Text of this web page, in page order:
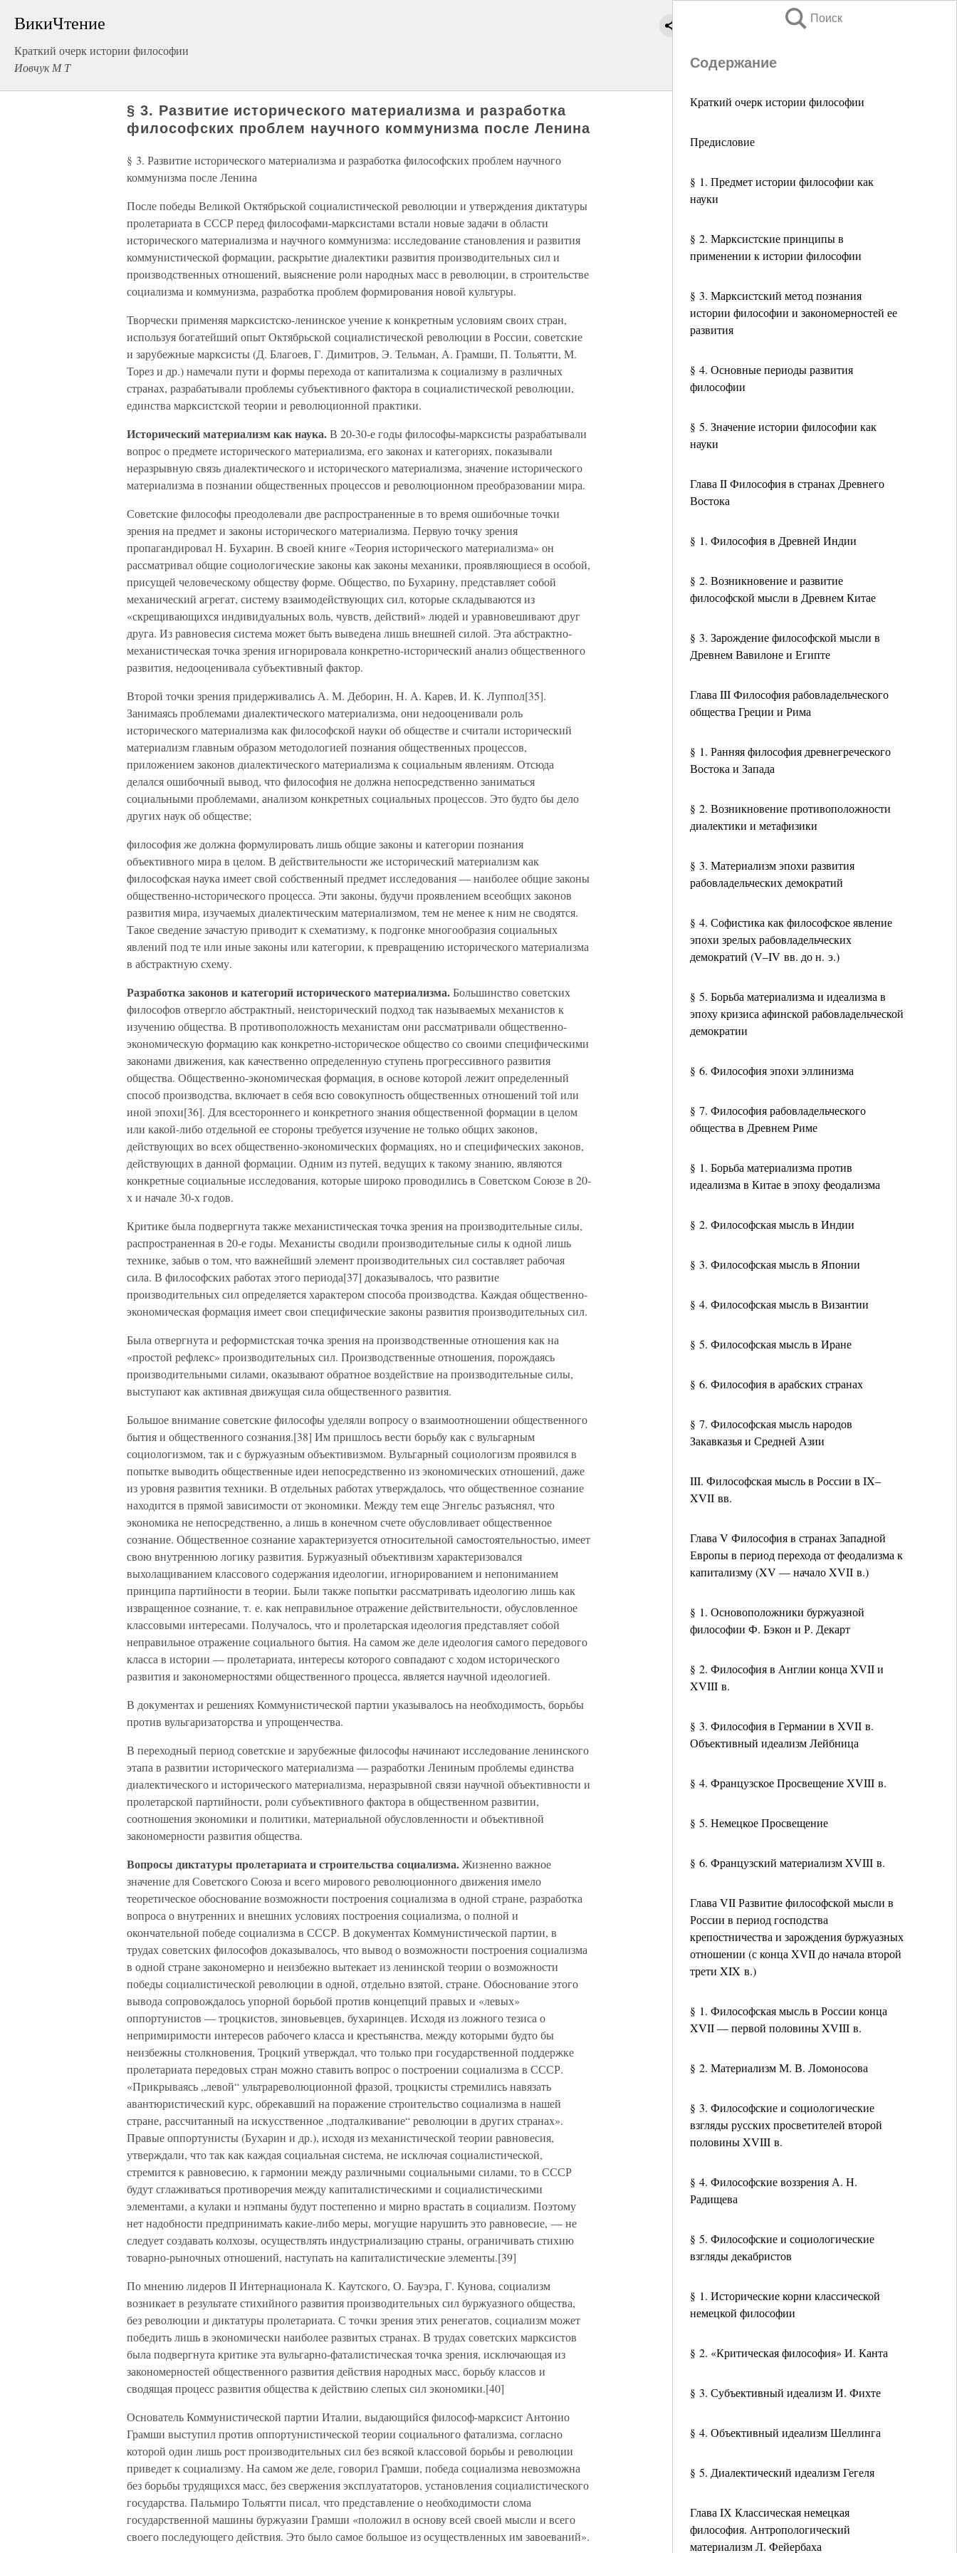
ВикиЧтение
Краткий очерк истории философии
Иовчук М Т
Поиск
Содержание
Краткий очерк истории философии
Предисловие
§ 1. Предмет истории философии как
науки
§ 2. Марксистские принципы в
применении к истории философии
§ 3. Марксистский метод познания
истории философии и закономерностей ее
развития
§ 4. Основные периоды развития
философии
§ 5. Значение истории философии как
науки
Глава II Философия в странах Древнего
Востока
§ 1. Философия в Древней Индии
§ 2. Возникновение и развитие
философской мысли в Древнем Китае
§ 3. Зарождение философской мысли в
Древнем Вавилоне и Египте
Глава III Философия рабовладельческого
общества Греции и Рима
§ 1. Ранняя философия древнегреческого
Востока и Запада
§ 2. Возникновение противоположности
диалектики и метафизики
§ 3. Материализм эпохи развития
рабовладельческих демократий
§ 4. Софистика как философское явление
эпохи зрелых рабовладельческих
демократий (V–IV вв. до н. э.)
§ 5. Борьба материализма и идеализма в
эпоху кризиса афинской рабовладельческой
демократии
§ 6. Философия эпохи эллинизма
§ 7. Философия рабовладельческого
общества в Древнем Риме
§ 1. Борьба материализма против
идеализма в Китае в эпоху феодализма
§ 2. Философская мысль в Индии
§ 3. Философская мысль в Японии
§ 4. Философская мысль в Византии
§ 5. Философская мысль в Иране
§ 6. Философия в арабских странах
§ 7. Философская мысль народов
Закавказья и Средней Азии
III. Философская мысль в России в IX–
XVII вв.
Глава V Философия в странах Западной
Европы в период перехода от феодализма к
капитализму (XV — начало XVII в.)
§ 1. Основоположники буржуазной
философии Ф. Бэкон и Р. Декарт
§ 2. Философия в Англии конца XVII и
XVIII в.
§ 3. Философия в Германии в XVII в.
Объективный идеализм Лейбница
§ 4. Французское Просвещение XVIII в.
§ 5. Немецкое Просвещение
§ 6. Французский материализм XVIII в.
Глава VII Развитие философской мысли в
России в период господства
крепостничества и зарождения буржуазных
отношении (с конца XVII до начала второй
трети XIX в.)
§ 1. Философская мысль в России конца
XVII — первой половины XVIII в.
§ 2. Материализм М. В. Ломоносова
§ 3. Философские и социологические
взгляды русских просветителей второй
половины XVIII в.
§ 4. Философские воззрения А. Н.
Радищева
§ 5. Философские и социологические
взгляды декабристов
§ 1. Исторические корни классической
немецкой философии
§ 2. «Критическая философия» И. Канта
§ 3. Субъективный идеализм И. Фихте
§ 4. Объективный идеализм Шеллинга
§ 5. Диалектический идеализм Гегеля
Глава IХ Классическая немецкая
философия. Антропологический
материализм Л. Фейербаха
§ 3. Развитие исторического материализма и разработка
философских проблем научного коммунизма после Ленина
§ 3. Развитие исторического материализма и разработка философских проблем научного
коммунизма после Ленина
После победы Великой Октябрьской социалистической революции и утверждения диктатуры
пролетариата в СССР перед философами-марксистами встали новые задачи в области
исторического материализма и научного коммунизма: исследование становления и развития
коммунистической формации, раскрытие диалектики развития производительных сил и
производственных отношений, выяснение роли народных масс в революции, в строительстве
социализма и коммунизма, разработка проблем формирования новой культуры.
Творчески применяя марксистско-ленинское учение к конкретным условиям своих стран,
используя богатейший опыт Октябрьской социалистической революции в России, советские
и зарубежные марксисты (Д. Благоев, Г. Димитров, Э. Тельман, А. Грамши, П. Тольятти, М.
Торез и др.) намечали пути и формы перехода от капитализма к социализму в различных
странах, разрабатывали проблемы субъективного фактора в социалистической революции,
единства марксистской теории и революционной практики.
Исторический материализм как наука.В 20-30-е годы философы-марксисты разрабатывали
вопрос о предмете исторического материализма, его законах и категориях, показывали
неразрывную связь диалектического и исторического материализма, значение исторического
материализма в познании общественных процессов и революционном преобразовании мира.
Советские философы преодолевали две распространенные в то время ошибочные точки
зрения на предмет и законы исторического материализма. Первую точку зрения
пропагандировал Н. Бухарин. В своей книге «Теория исторического материализма» он
рассматривал общие социологические законы как законы механики, проявляющиеся в особой,
присущей человеческому обществу форме. Общество, по Бухарину, представляет собой
механический агрегат, систему взаимодействующих сил, которые складываются из
«скрещивающихся индивидуальных воль, чувств, действий» людей и уравновешивают друг
друга. Из равновесия система может быть выведена лишь внешней силой. Эта абстрактно-
механистическая точка зрения игнорировала конкретно-исторический анализ общественного
развития, недооценивала субъективный фактор.
Второй точки зрения придерживались А. М. Деборин, Н. А. Карев, И. К. Луппол[35].
Занимаясь проблемами диалектического материализма, они недооценивали роль
исторического материализма как философской науки об обществе и считали исторический
материализм главным образом методологией познания общественных процессов,
приложением законов диалектического материализма к социальным явлениям. Отсюда
делался ошибочный вывод, что философия не должна непосредственно заниматься
социальными проблемами, анализом конкретных социальных процессов. Это будто бы дело
других наук об обществе;
философия же должна формулировать лишь общие законы и категории познания
объективного мира в целом. В действительности же исторический материализм как
философская наука имеет свой собственный предмет исследования — наиболее общие законы
общественно-исторического процесса. Эти законы, будучи проявлением всеобщих законов
развития мира, изучаемых диалектическим материализмом, тем не менее к ним не сводятся.
Такое сведение зачастую приводит к схематизму, к подгонке многообразия социальных
явлений под те или иные законы или категории, к превращению исторического материализма
в абстрактную схему.
Разработка законов и категорий исторического материализма.Большинство советских
философов отвергло абстрактный, неисторический подход так называемых механистов к
изучению общества. В противоположность механистам они рассматривали общественно-
экономическую формацию как конкретно-историческое общество со своими специфическими
законами движения, как качественно определенную ступень прогрессивного развития
общества. Общественно-экономическая формация, в основе которой лежит определенный
способ производства, включает в себя всю совокупность общественных отношений той или
иной эпохи[36]. Для всестороннего и конкретного знания общественной формации в целом
или какой-либо отдельной ее стороны требуется изучение не только общих законов,
действующих во всех общественно-экономических формациях, но и специфических законов,
действующих в данной формации. Одним из путей, ведущих к такому знанию, являются
конкретные социальные исследования, которые широко проводились в Советском Союзе в 20-
х и начале 30-х годов.
Критике была подвергнута также механистическая точка зрения на производительные силы,
распространенная в 20-е годы. Механисты сводили производительные силы к одной лишь
технике, забыв о том, что важнейший элемент производительных сил составляет рабочая
сила. В философских работах этого периода[37] доказывалось, что развитие
производительных сил определяется характером способа производства. Каждая общественно-
экономическая формация имеет свои специфические законы развития производительных сил.
Была отвергнута и реформистская точка зрения на производственные отношения как на
«простой рефлекс» производительных сил. Производственные отношения, порождаясь
производительными силами, оказывают обратное воздействие на производительные силы,
выступают как активная движущая сила общественного развития.
Большое внимание советские философы уделяли вопросу о взаимоотношении общественного
бытия и общественного сознания.[38] Им пришлось вести борьбу как с вульгарным
социологизмом, так и с буржуазным объективизмом. Вульгарный социологизм проявился в
попытке выводить общественные идеи непосредственно из экономических отношений, даже
из уровня развития техники. В отдельных работах утверждалось, что общественное сознание
находится в прямой зависимости от экономики. Между тем еще Энгельс разъяснял, что
экономика не непосредственно, а лишь в конечном счете обусловливает общественное
сознание. Общественное сознание характеризуется относительной самостоятельностью, имеет
свою внутреннюю логику развития. Буржуазный объективизм характеризовался
выхолащиванием классового содержания идеологии, игнорированием и непониманием
принципа партийности в теории. Были также попытки рассматривать идеологию лишь как
извращенное сознание, т. е. как неправильное отражение действительности, обусловленное
классовыми интересами. Получалось, что и пролетарская идеология представляет собой
неправильное отражение социального бытия. На самом же деле идеология самого передового
класса в истории — пролетариата, интересы которого совпадают с ходом исторического
развития и закономерностями общественного процесса, является научной идеологией.
В документах и решениях Коммунистической партии указывалось на необходимость, борьбы
против вульгаризаторства и упрощенчества.
В переходный период советские и зарубежные философы начинают исследование ленинского
этапа в развитии исторического материализма — разработки Лениным проблемы единства
диалектического и исторического материализма, неразрывной связи научной объективности и
пролетарской партийности, роли субъективного фактора в общественном развитии,
соотношения экономики и политики, материальной обусловленности и объективной
закономерности развития общества.
Вопросы диктатуры пролетариата и строительства социализма.Жизненно важное
значение для Советского Союза и всего мирового революционного движения имело
теоретическое обоснование возможности построения социализма в одной стране, разработка
вопроса о внутренних и внешних условиях построения социализма, о полной и
окончательной победе социализма в СССР. В документах Коммунистической партии, в
трудах советских философов доказывалось, что вывод о возможности построения социализма
в одной стране закономерно и неизбежно вытекает из ленинской теории о возможности
победы социалистической революции в одной, отдельно взятой, стране. Обоснование этого
вывода сопровождалось упорной борьбой против концепций правых и «левых»
оппортунистов — троцкистов, зиновьевцев, бухаринцев. Исходя из ложного тезиса о
непримиримости интересов рабочего класса и крестьянства, между которыми будто бы
неизбежны столкновения, Троцкий утверждал, что только при государственной поддержке
пролетариата передовых стран можно ставить вопрос о построении социализма в СССР.
«Прикрываясь „левой“ ультрареволюционной фразой, троцкисты стремились навязать
авантюристический курс, обрекавший на поражение строительство социализма в нашей
стране, рассчитанный на искусственное „подталкивание“ революции в других странах».
Правые оппортунисты (Бухарин и др.), исходя из механистической теории равновесия,
утверждали, что так как каждая социальная система, не исключая социалистической,
стремится к равновесию, к гармонии между различными социальными силами, то в СССР
будут сглаживаться противоречия между капиталистическими и социалистическими
элементами, а кулаки и нэпманы будут постепенно и мирно врастать в социализм. Поэтому
нет надобности предпринимать какие-либо меры, могущие нарушить это равновесие, — не
следует создавать колхозы, осуществлять индустриализацию страны, ограничивать стихию
товарно-рыночных отношений, наступать на капиталистические элементы.[39]
По мнению лидеров II Интернационала К. Каутского, О. Бауэра, Г. Кунова, социализм
возникает в результате стихийного развития производительных сил буржуазного общества,
без революции и диктатуры пролетариата. С точки зрения этих ренегатов, социализм может
победить лишь в экономически наиболее развитых странах. В трудах советских марксистов
была подвергнута критике эта вульгарно-фаталистическая точка зрения, исключающая из
закономерностей общественного развития действия народных масс, борьбу классов и
сводящая процесс развития общества к действию слепых сил экономики.[40]
Основатель Коммунистической партии Италии, выдающийся философ-марксист Антонио
Грамши выступил против оппортунистической теории социального фатализма, согласно
которой один лишь рост производительных сил без всякой классовой борьбы и революции
приведет к социализму. На самом же деле, говорил Грамши, победа социализма невозможна
без борьбы трудящихся масс, без свержения эксплуататоров, установления социалистического
государства. Пальмиро Тольятти писал, что представление о необходимости слома
государственной машины буржуазии Грамши «положил в основу всей своей мысли и всего
своего последующего действия. Это было самое большое из осуществленных им завоеваний».